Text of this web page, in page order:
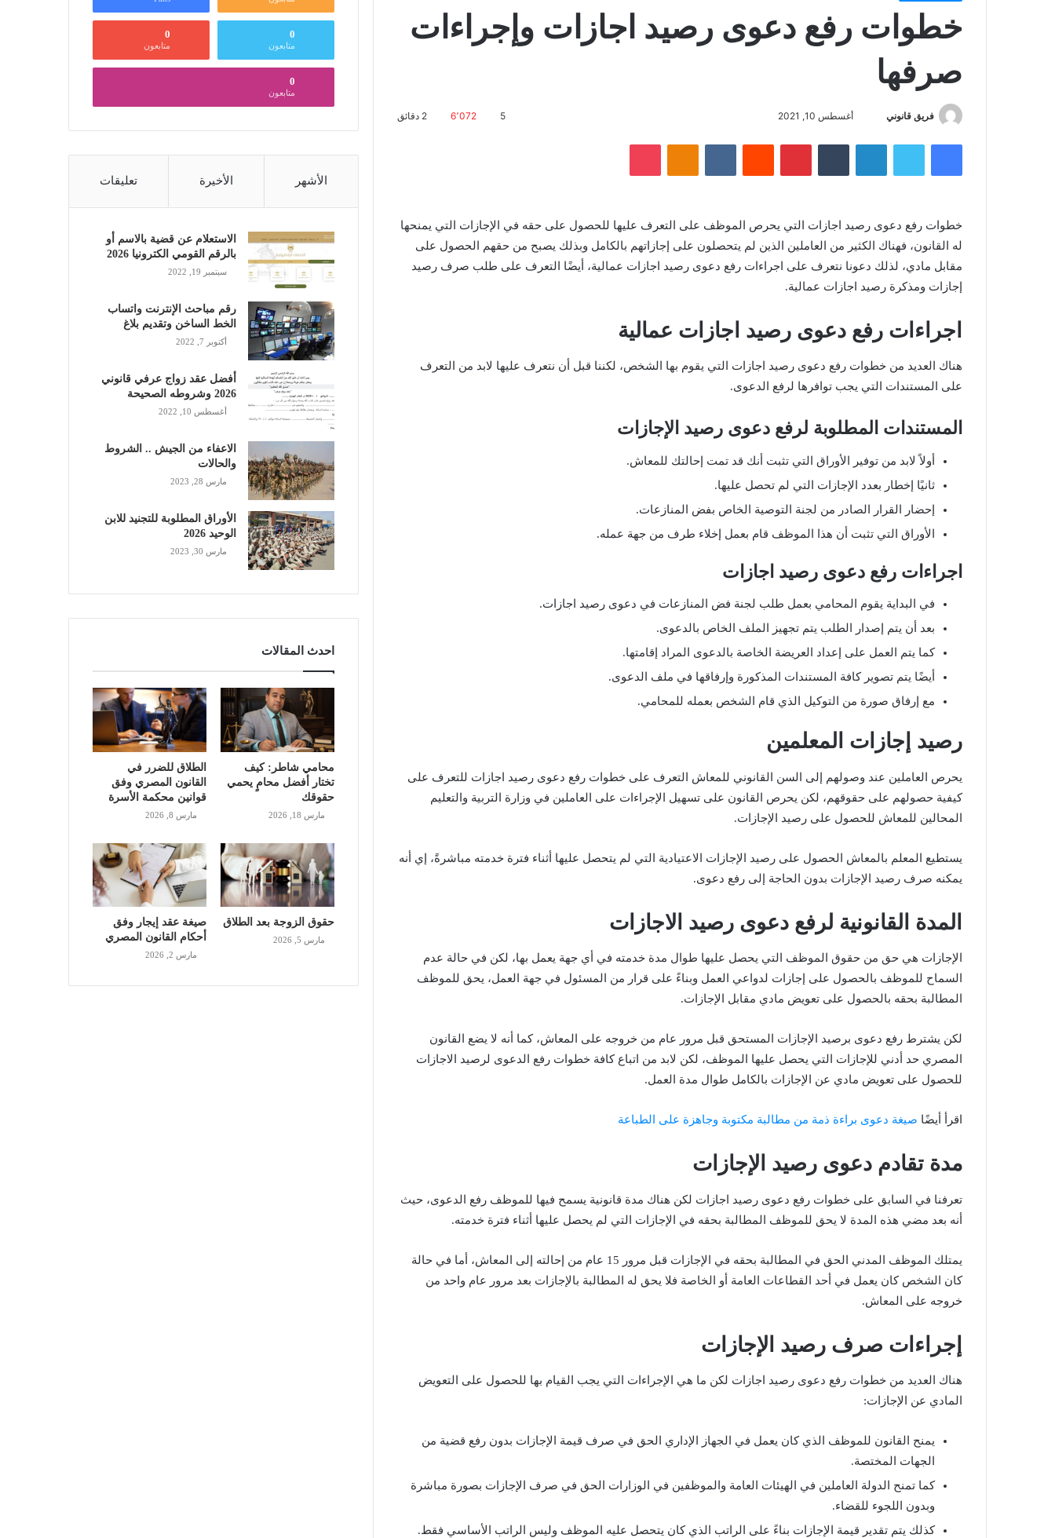
خطوات رفع دعوى رصيد اجازات وإجراءات
صرفها
فريق قانوني
د
إ
ك
ت
ر
ي
ا
أغسطس 10, 2021 5 6٬072
فيسبوك لينكدإن بينتيريست
خطوات رفع دعوى رصيد اجازات التي يحرص الموظف على التعرف عليها للحصول على حقه في الإجازات التي يمنحها
له القانون، فهناك الكثير من العاملين الذين لم يتحصلون على إجازاتهم بالكامل وبذلك يصبح من حقهم الحصول على
مقابل مادي، لذلك دعونا نتعرف على اجراءات رفع دعوى رصيد اجازات عمالية، أيضًا التعرف على طلب صرف رصيد
إجازات ومذكرة رصيد اجازات عمالية.
اجراءات رفع دعوى رصيد اجازات عمالية
هناك العديد من خطوات رفع دعوى رصيد اجازات التي يقوم بها الشخص، لكننا قبل أن نتعرف عليها لابد من التعرف
على المستندات التي يجب توافرها لرفع الدعوى.
المستندات المطلوبة لرفع دعوى رصيد الإجازات
أولاً لابد من توفير الأوراق التي تثبت أنك قد تمت إحالتك للمعاش.
ثانيًا إخطار بعدد الإجازات التي لم تحصل عليها.
إحضار القرار الصادر من لجنة التوصية الخاص بفض المنازعات.
الأوراق التي تثبت أن هذا الموظف قام بعمل إخلاء طرف من جهة عمله.
اجراءات رفع دعوى رصيد اجازات
في البداية يقوم المحامي بعمل طلب لجنة فض المنازعات في دعوى رصيد اجازات.
بعد أن يتم إصدار الطلب يتم تجهيز الملف الخاص بالدعوى.
كما يتم العمل على إعداد العريضة الخاصة بالدعوى المراد إقامتها.
أيضًا يتم تصوير كافة المستندات المذكورة وإرفاقها في ملف الدعوى.
مع إرفاق صورة من التوكيل الذي قام الشخص بعمله للمحامي.
رصيد إجازات المعلمين
يحرص العاملين عند وصولهم إلى السن القانوني للمعاش التعرف على خطوات رفع دعوى رصيد اجازات للتعرف على
كيفية حصولهم على حقوقهم، لكن يحرص القانون على تسهيل الإجراءات على العاملين في وزارة التربية والتعليم
المحالين للمعاش للحصول على رصيد الإجازات.
يستطيع المعلم بالمعاش الحصول على رصيد الإجازات الاعتيادية التي لم يتحصل عليها أثناء فترة خدمته مباشرةً، إي أنه
يمكنه صرف رصيد الإجازات بدون الحاجة إلى رفع دعوى.
المدة القانونية لرفع دعوى رصيد الاجازات
الإجازات هي حق من حقوق الموظف التي يحصل عليها طوال مدة خدمته في أي جهة يعمل بها، لكن في حالة عدم
السماح للموظف بالحصول على إجازات لدواعي العمل وبناءً على قرار من المسئول في جهة العمل، يحق للموظف
المطالبة بحقه بالحصول على تعويض مادي مقابل الإجازات.
لكن يشترط رفع دعوى برصيد الإجازات المستحق قبل مرور عام من خروجه على المعاش، كما أنه لا يضع القانون
المصري حد أدني للإجازات التي يحصل عليها الموظف، لكن لابد من اتباع كافة خطوات رفع الدعوى لرصيد الاجازات
للحصول على تعويض مادي عن الإجازات بالكامل طوال مدة العمل.
اقرأ أيضًا صيغة دعوى براءة ذمة من مطالبة مكتوبة وجاهزة على الطباعة
مدة تقادم دعوى رصيد الإجازات
تعرفنا في السابق على خطوات رفع دعوى رصيد اجازات لكن هناك مدة قانونية يسمح فيها للموظف رفع الدعوى، حيث
أنه بعد مضي هذه المدة لا يحق للموظف المطالبة بحقه في الإجازات التي لم يحصل عليها أثناء فترة خدمته.
يمتلك الموظف المدني الحق في المطالبة بحقه في الإجازات قبل مرور 15 عام من إحالته إلى المعاش، أما في حالة
كان الشخص كان يعمل في أحد القطاعات العامة أو الخاصة فلا يحق له المطالبة بالإجازات بعد مرور عام واحد من
خروجه على المعاش.
إجراءات صرف رصيد الإجازات
هناك العديد من خطوات رفع دعوى رصيد اجازات لكن ما هي الإجراءات التي يجب القيام بها للحصول على التعويض
المادي عن الإجازات:
يمنح القانون للموظف الذي كان يعمل في الجهاز الإداري الحق في صرف قيمة الإجازات بدون رفع قضية من
الجهات المختصة.
كما تمنح الدولة العاملين في الهيئات العامة والموظفين في الوزارات الحق في صرف الإجازات بصورة مباشرة
وبدون اللجوء للقضاء.
كذلك يتم تقدير قيمة الإجازات بناءً على الراتب الذي كان يتحصل عليه الموظف وليس الراتب الأساسي فقط.
0
متابعون
0
متابعون
0
متابعون
الأشهر الأخيرة تعليقات
الاستعلام عن قضية بالاسم أو
بالرقم القومي الكترونيا 2026
سبتمبر 19, 2022
رقم مباحث الإنترنت واتساب
الخط الساخن وتقديم بلاغ
أكتوبر 7, 2022
أفضل عقد زواج عرفي قانوني
2026 وشروطه الصحيحة
أغسطس 10, 2022
الاعفاء من الجيش .. الشروط
والحالات
مارس 28, 2023
الأوراق المطلوبة للتجنيد للابن
الوحيد 2026
مارس 30, 2023
احدث المقالات
محامي شاطر: كيف
تختار أفضل محامٍ يحمي
حقوقك
مارس 18, 2026
الطلاق للضرر في
القانون المصري وفق
قوانين محكمة الأسرة
مارس 8, 2026
حقوق الزوجة بعد الطلاق
مارس 5, 2026
صيغة عقد إيجار وفق
أحكام القانون المصري
مارس 2, 2026